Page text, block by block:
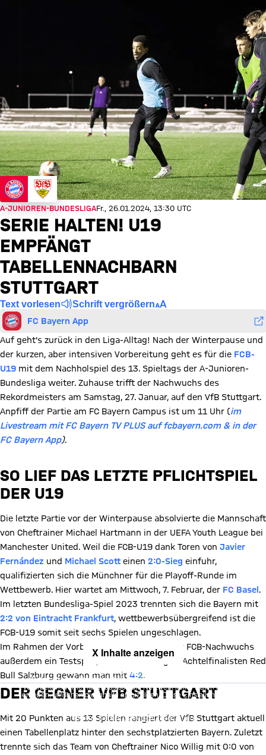
A-JUNIOREN-BUNDESLIGAFr., 26.01.2024, 13:30 UTC
SERIE HALTEN! U19
EMPFÄNGT
TABELLENNACHBARN
STUTTGART
Text vorlesen Schrift vergrößern
FC Bayern App
Auf geht's zurück in den Liga-Alltag! Nach der Winterpause und
der kurzen, aber intensiven Vorbereitung geht es für die FCB-
U19 mit dem Nachholspiel des 13. Spieltags der A-Junioren-
Bundesliga weiter. Zuhause trifft der Nachwuchs des
Rekordmeisters am Samstag, 27. Januar, auf den VfB Stuttgart.
Anpfiff der Partie am FC Bayern Campus ist um 11 Uhr (im
Livestream mit FC Bayern TV PLUS auf fcbayern.com & in der
FC Bayern App).
SO LIEF DAS LETZTE PFLICHTSPIEL
DER U19
Die letzte Partie vor der Winterpause absolvierte die Mannschaft
von Cheftrainer Michael Hartmann in der UEFA Youth League bei
Manchester United. Weil die FCB-U19 dank Toren von Javier
Fernández und Michael Scott einen 2:0-Sieg einfuhr,
qualifizierten sich die Münchner für die Playoff-Runde im
Wettbewerb. Hier wartet am Mittwoch, 7. Februar, der FC Basel .
Im letzten Bundesliga-Spiel 2023 trennten sich die Bayern mit
2:2 von Eintracht Frankfurt, wettbewerbsübergreifend ist die
FCB-U19 somit seit sechs Spielen ungeschlagen.
Im Rahmen der Vorbereitung absolvierte der FCB-Nachwuchs
außerdem ein Testspiel, beim Youth League-Achtelfinalisten Red
Bull Salzburg gewann man mit 4:2.
X Inhalte anzeigen
Mit Klick auf den Button ermöglichen Sie es diesem sozialen
Netzwerk, Ihre Daten (z. B. IP-Adresse) mit Hilfe von Cookies zu
verarbeiten. Vorher kann das soziale Netzwerk keine Daten über Sie
erheben, um Ihnen die Inhalte anzuzeigen. Diese Einstellung wird für
alle Inhalte des sozialen Netzwerks auf unserer Website gespeichert
ändern. Details:Datenschutzerklärung
DER GEGNER VFB STUTTGART
Mit 20 Punkten aus 13 Spielen rangiert der VfB Stuttgart aktuell
einen Tabellenplatz hinter den sechstplatzierten Bayern. Zuletzt
trennte sich das Team von Cheftrainer Nico Willig mit 0:0 von